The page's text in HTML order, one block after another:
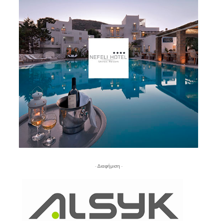
- Διαφήμιση -